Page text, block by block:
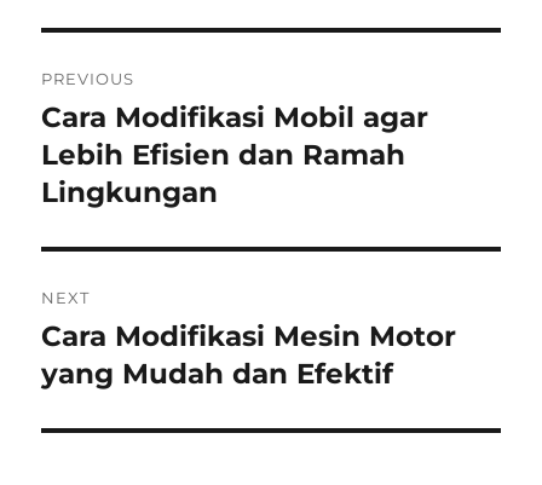
navigation
PREVIOUS
Previous
post:
Cara Modifikasi Mobil agar
Lebih Efisien dan Ramah
Lingkungan
NEXT
Next
post:
Cara Modifikasi Mesin Motor
yang Mudah dan Efektif